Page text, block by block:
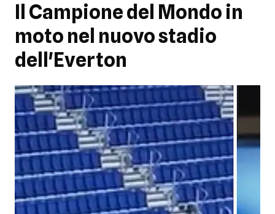
Il Campione del Mondo in
moto nel nuovo stadio
dell'Everton